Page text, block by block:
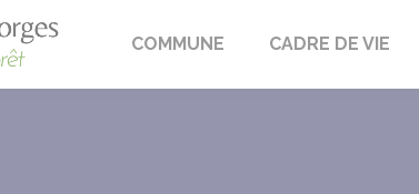
Villars-Saint-Georges
COMMUNE CADRE DE VIE